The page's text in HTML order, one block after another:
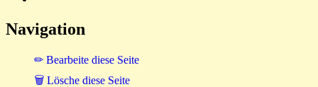
Navigation
✏ Bearbeite diese Seite
🗑 Lösche diese Seite